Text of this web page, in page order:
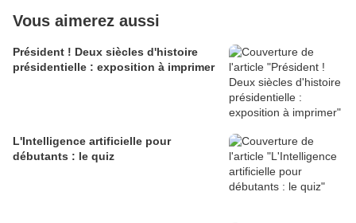
Vous aimerez aussi
Président ! Deux siècles d'histoire
présidentielle : exposition à imprimer
L'Intelligence artificielle pour
débutants : le quiz